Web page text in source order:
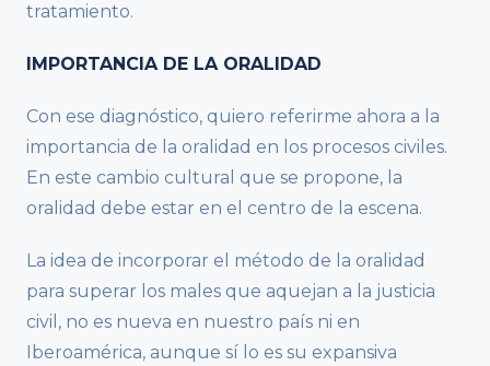
tratamiento.
IMPORTANCIA DE LA ORALIDAD
Con ese diagnóstico, quiero referirme ahora a la
importancia de la oralidad en los procesos civiles.
En este cambio cultural que se propone, la
oralidad debe estar en el centro de la escena.
La idea de incorporar el método de la oralidad
para superar los males que aquejan a la justicia
civil, no es nueva en nuestro país ni en
Iberoamérica, aunque sí lo es su expansiva